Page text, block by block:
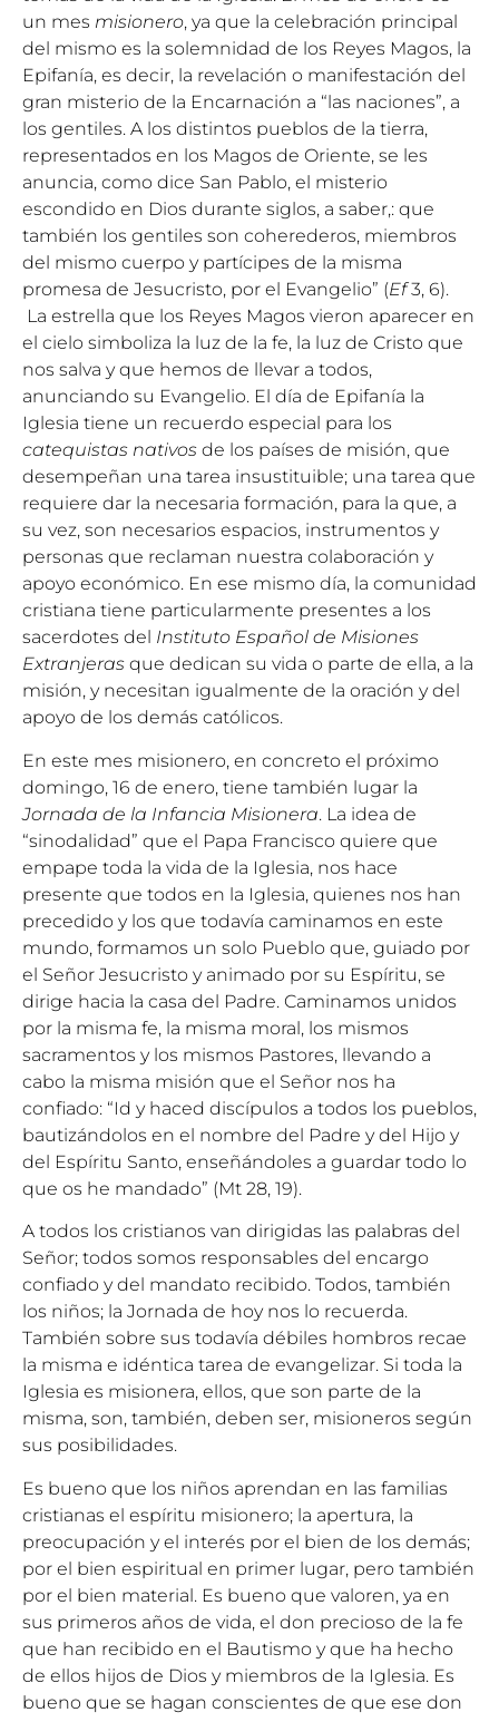
un mes misionero, ya que la celebración principal
del mismo es la solemnidad de los Reyes Magos, la
Epifanía, es decir, la revelación o manifestación del
gran misterio de la Encarnación a “las naciones”, a
los gentiles. A los distintos pueblos de la tierra,
representados en los Magos de Oriente, se les
anuncia, como dice San Pablo, el misterio
escondido en Dios durante siglos, a saber,: que
también los gentiles son coherederos, miembros
del mismo cuerpo y partícipes de la misma
promesa de Jesucristo, por el Evangelio” (Ef3, 6).
La estrella que los Reyes Magos vieron aparecer en
el cielo simboliza la luz de la fe, la luz de Cristo que
nos salva y que hemos de llevar a todos,
anunciando su Evangelio. El día de Epifanía la
Iglesia tiene un recuerdo especial para los
catequistas nativos de los países de misión, que
desempeñan una tarea insustituible; una tarea que
requiere dar la necesaria formación, para la que, a
su vez, son necesarios espacios, instrumentos y
personas que reclaman nuestra colaboración y
apoyo económico. En ese mismo día, la comunidad
cristiana tiene particularmente presentes a los
sacerdotes del Instituto Español de Misiones
Extranjeras que dedican su vida o parte de ella, a la
misión, y necesitan igualmente de la oración y del
apoyo de los demás católicos.
En este mes misionero, en concreto el próximo
domingo, 16 de enero, tiene también lugar la
Jornada de la Infancia Misionera. La idea de
“sinodalidad” que el Papa Francisco quiere que
empape toda la vida de la Iglesia, nos hace
presente que todos en la Iglesia, quienes nos han
precedido y los que todavía caminamos en este
mundo, formamos un solo Pueblo que, guiado por
el Señor Jesucristo y animado por su Espíritu, se
dirige hacia la casa del Padre. Caminamos unidos
por la misma fe, la misma moral, los mismos
sacramentos y los mismos Pastores, llevando a
cabo la misma misión que el Señor nos ha
confiado: “Id y haced discípulos a todos los pueblos,
bautizándolos en el nombre del Padre y del Hijo y
del Espíritu Santo, enseñándoles a guardar todo lo
que os he mandado” (Mt 28, 19).
A todos los cristianos van dirigidas las palabras del
Señor; todos somos responsables del encargo
confiado y del mandato recibido. Todos, también
los niños; la Jornada de hoy nos lo recuerda.
También sobre sus todavía débiles hombros recae
la misma e idéntica tarea de evangelizar. Si toda la
Iglesia es misionera, ellos, que son parte de la
misma, son, también, deben ser, misioneros según
sus posibilidades.
Es bueno que los niños aprendan en las familias
cristianas el espíritu misionero; la apertura, la
preocupación y el interés por el bien de los demás;
por el bien espiritual en primer lugar, pero también
por el bien material. Es bueno que valoren, ya en
sus primeros años de vida, el don precioso de la fe
que han recibido en el Bautismo y que ha hecho
de ellos hijos de Dios y miembros de la Iglesia. Es
bueno que se hagan conscientes de que ese don